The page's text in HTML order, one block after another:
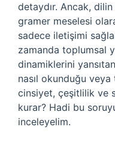
detaydır. Ancak, dilin
gramer meselesi
sadece iletişimi
zamanda toplumsal
dinamiklerini
nasıl okunduğu
cinsiyet, çeşitlilik ve
kurar? Hadi bu
inceleyelim.